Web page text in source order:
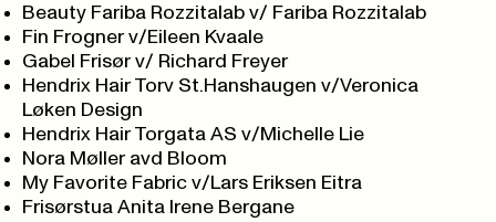
Beauty Fariba Rozzitalab v/ Fariba Rozzitalab
Fin Frogner v/Eileen Kvaale
Gabel Frisør v/ Richard Freyer
Hendrix Hair Torv St.Hanshaugen v/Veronica
Løken Design
Hendrix Hair Torgata AS v/Michelle Lie
Nora Møller avd Bloom
My Favorite Fabric v/Lars Eriksen Eitra
Frisørstua Anita Irene Bergane